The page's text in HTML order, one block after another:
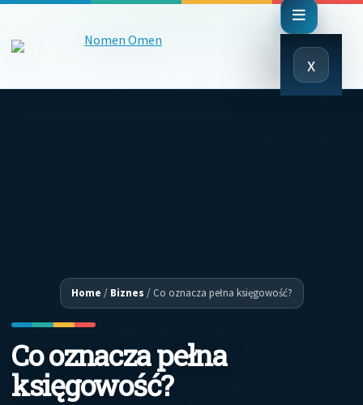
x
Close
Menu
Home / Biznes / Co oznacza pełna księgowość?
Co oznacza pełna
księgowość?